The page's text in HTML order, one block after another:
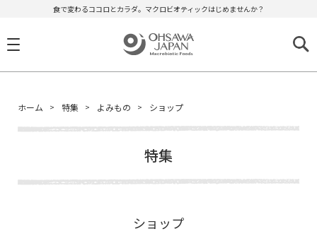
食で変わるココロとカラダ。マクロビオティックはじめませんか？
ホーム 特集 よみもの ショップ
特集
ショップ